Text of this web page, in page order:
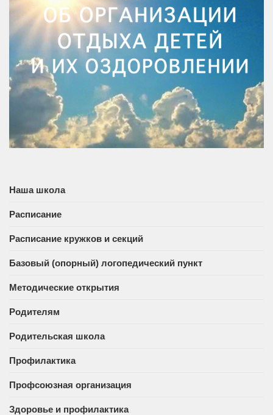
Наша школа
Расписание
Расписание кружков и секций
Базовый (опорный) логопедический пункт
Методические открытия
Родителям
Родительская школа
Профилактика
Профсоюзная организация
Здоровье и профилактика